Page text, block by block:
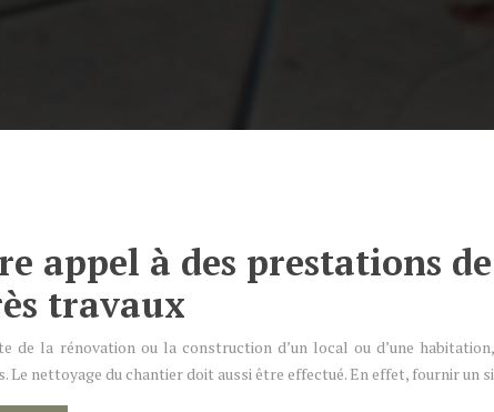
appel à des prestations
travaux
de la rénovation ou la construction d’un local ou d’une
Le nettoyage du chantier doit aussi être effectué. En effet, fournir un